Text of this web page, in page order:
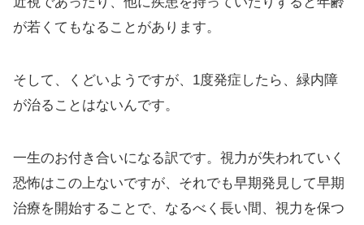
が若くてもなることがあります。
そして、くどいようですが、1度発症したら、緑内障
が治ることはないんです。
一生のお付き合いになる訳です。視力が失われていく
恐怖はこの上ないですが、それでも早期発見して早期
治療を開始することで、なるべく長い間、視力を保つ